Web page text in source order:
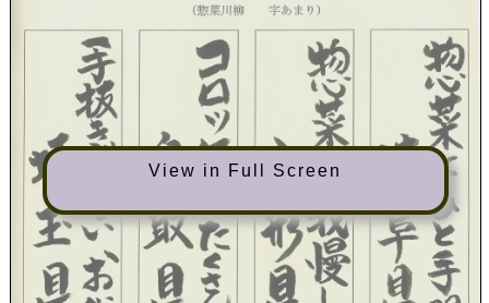
View in Full Screen